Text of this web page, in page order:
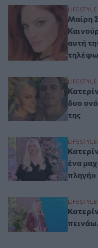
Μαίρη
LIFESTYLE
Μαίρη
αυτή
LIFESTYLE
δυο
της
LIFESTYLE
ένα
πληγή»
LIFESTYLE